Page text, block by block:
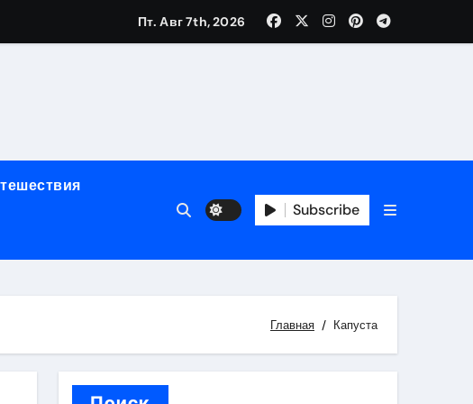
персональный подход и лицензированные врачи
за один день
Пт. Авг 7th, 2026
Subscribe
Главная Капуста